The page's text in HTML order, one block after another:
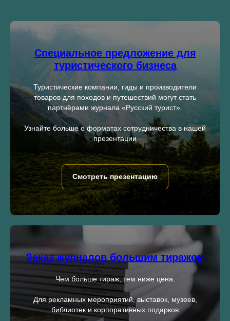
Специальное предложение для
туристического бизнеса
Туристические компании, гиды и производители
товаров для походов и путешествий могут стать
партнёрами журнала «Русский турист».
Узнайте больше о форматах сотрудничества в нашей
презентации
Смотреть презентацию
Заказ журналов большим тиражом
Чем больше тираж, тем ниже цена.
Для рекламных мероприятий, выставок, музеев,
библиотек и корпоративных подарков